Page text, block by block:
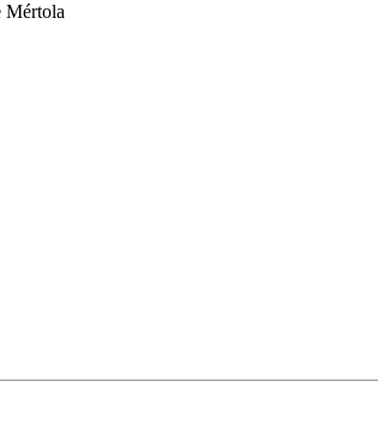
Mértola